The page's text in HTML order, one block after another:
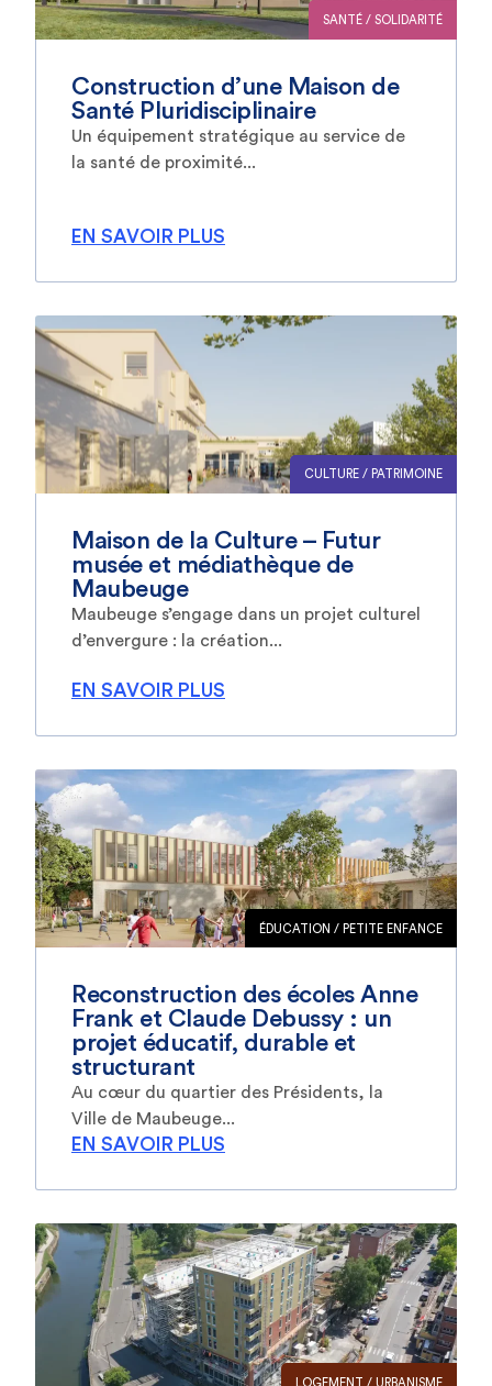
SANTÉ / SOLIDARITÉ
Construction d’une Maison de
Santé Pluridisciplinaire
Un équipement stratégique au service de
la santé de proximité...
EN SAVOIR PLUS
CULTURE / PATRIMOINE
Maison de la Culture – Futur
musée et médiathèque de
Maubeuge
Maubeuge s’engage dans un projet culturel
d’envergure : la création...
EN SAVOIR PLUS
ÉDUCATION / PETITE ENFANCE
Reconstruction des écoles Anne
Frank et Claude Debussy : un
projet éducatif, durable et
structurant
Au cœur du quartier des Présidents, la
Ville de Maubeuge...
EN SAVOIR PLUS
LOGEMENT / URBANISME